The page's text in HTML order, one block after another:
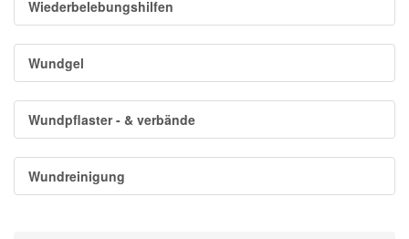
Wiederbelebungshilfen
Wundgel
Wundpflaster - & verbände
Wundreinigung